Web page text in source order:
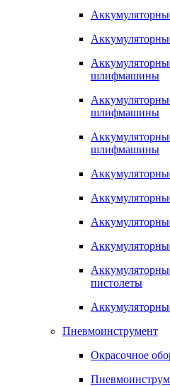
шлифмашины
шлифмашины
шлифмашины
пистолеты
Пневмоинструмент
Окрасочное